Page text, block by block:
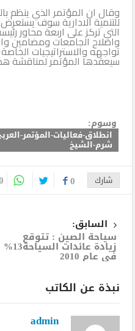
وقال ان المؤتمر الذي ينظم
للتنمية الادارية سوف
التي تركز على اربعة محاور
واصلاح الجامعات ومضامين
تواجهه والاستراتيجيات
سيعقدها المؤتمر لمناقشة
وسوم:
انطلاق-فعاليات-المؤتمر-
شرم-الشيخ
شارك 0
السابق:
سياحة الصين : تتوقع
زيادة عائدات السياحة13%
في عام 2010
نبذة عن الكاتب
admin